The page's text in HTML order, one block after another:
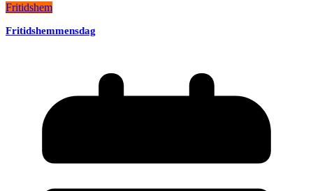
Fritidshem
Fritidshemmensdag